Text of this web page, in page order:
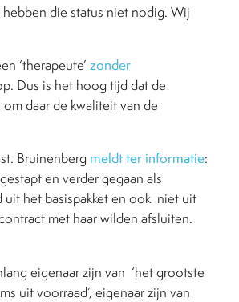
die status niet nodig. Wij
‘therapeute’ zonder
Dus is het hoog tijd dat de
daar de kwaliteit van de
Bruinenberg meldt ter informatie:
en verder gegaan als
het basispakket en ook niet uit
met haar wilden afsluiten.
eigenaar zijn van ‘het grootste
uit voorraad’, eigenaar zijn van